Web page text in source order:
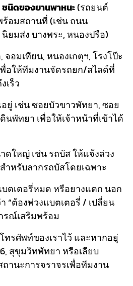
ชนิดของยานพาหนะ(รถยนต์
อมสถานที่ (เช่น ถนน
ยมส่ง บางพระ, หนองปรือ)
จอมเทียน, หนองเกตุฯ, โรงโป๊ะ
อให้ทีมงานจัดรถยก/สไลด์ที่
เร็ว
ยู่ เช่น ซอยบัวขาวพัทยา, ซอย
พัทยา เพื่อให้เจ้าหน้าที่เข้าได้
ใหญ่ เช่น รถบัส ให้แจ้งล่วง
หรับลากรถบัสโดยเฉพาะ
ตเตอรี่หมด หรือยางแตก นอก
“ต้องพ่วงแบตเตอรี่ / เปลี่ยน
รณ์เสริมพร้อม
ทรศัพท์ของเราไว้ และหากอยู่
สุขุมวิทพัทยา หรือเลียบ
านะการจราจรเพื่อทีมงาน